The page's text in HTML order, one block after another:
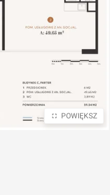
POWIĘKSZ